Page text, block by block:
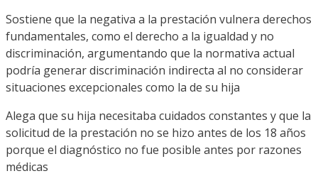
Sostiene que la negativa a la prestación vulnera derechos
fundamentales, como el derecho a la igualdad y no
discriminación, argumentando que la normativa actual
podría generar discriminación indirecta al no considerar
situaciones excepcionales como la de su hija
Alega que su hija necesitaba cuidados constantes y que la
solicitud de la prestación no se hizo antes de los 18 años
porque el diagnóstico no fue posible antes por razones
médicas